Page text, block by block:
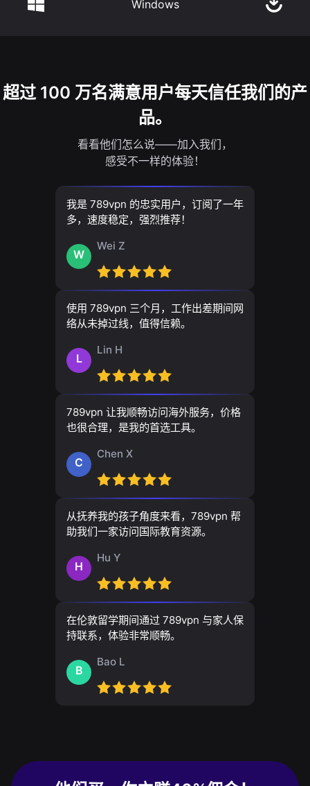
Windows
超过 100 万名满意用户每天信任我们的产
品。
看看他们怎么说——加入我们，
感受不一样的体验！
我是 789vpn 的忠实用户，订阅了一年
多，速度稳定，强烈推荐！
W
Wei Z
使用 789vpn 三个月，工作出差期间网
络从未掉过线，值得信赖。
L
Lin H
789vpn 让我顺畅访问海外服务，价格
也很合理，是我的首选工具。
C
Chen X
从抚养我的孩子角度来看，789vpn 帮
助我们一家访问国际教育资源。
H
Hu Y
在伦敦留学期间通过 789vpn 与家人保
持联系，体验非常顺畅。
B
Bao L